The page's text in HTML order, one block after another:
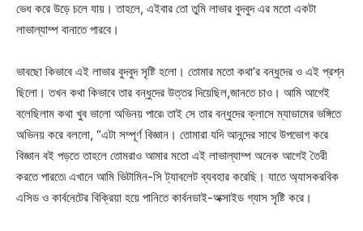
ভেধ করে উড়ে চলে যায়। তাহলে, এইবার তো তুমি লাভার বুদবুদ এর মতো একটা
লাভাল্যাম্প বানাতে পারবে।
ভাবছো কিভাবে এই লাভার বুদবুদ সৃষ্টি হলো। তোমার মতো কথা’র বন্ধুদের ও এই প্রশ্ন
ছিলো। তখন কথা কিভাবে তার বন্ধুদের উত্তর দিয়েছিল,জানতে চাও। আমি আগেই
বলেছিলাম কথা খুব ভালো অভিনয় পারে৷ তাই সে তার বন্ধুদের ক্লাসে ম্যাডামের ভঙ্গিতে
অভিনয় করে বললো, “এটা সম্পূর্ণ বিজ্ঞান। তোমারা যদি আনন্দের সাথে উপভোগ করে
বিজ্ঞান বই পড়তে তাহলে তোমরাও আমার মতো এই লাভাল্যাম্প অনেক আগেই তৈরী
করতে পারতে৷ এখানে আমি ভিটামিন-সি ট্যাবলেট ব্যবহার করেছি। যাতে অ্যাসকরবিক
এসিড ও কার্বনেটের বিক্রিয়া হয়ে পানিতে কার্বনডাই-অক্সাইড গ্যাস সৃষ্টি করে।